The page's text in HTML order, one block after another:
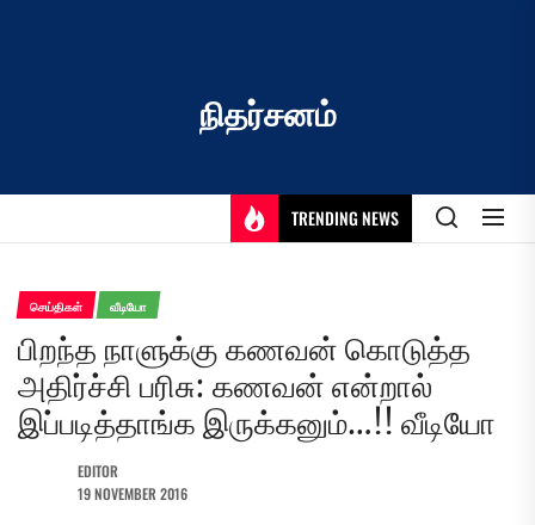
நிதர்சனம்
TRENDING NEWS
செய்திகள் வீடியோ
பிறந்த நாளுக்கு கணவன் கொடுத்த
அதிர்ச்சி பரிசு: கணவன் என்றால்
இப்படித்தாங்க இருக்கனும்…!! வீடியோ
EDITOR
19 NOVEMBER 2016